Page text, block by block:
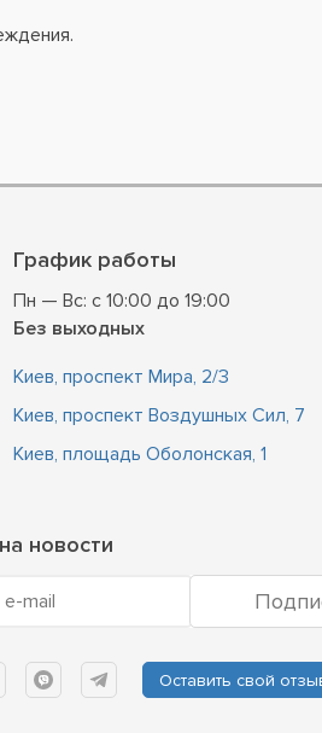
График работы
Пн — Вс: с 10:00 до 19:00
Без выходных
Киев, проспект Мира, 2/3
Киев, проспект Воздушных Сил, 7
Киев, площадь Оболонская, 1
новости
mail
Оставить свой